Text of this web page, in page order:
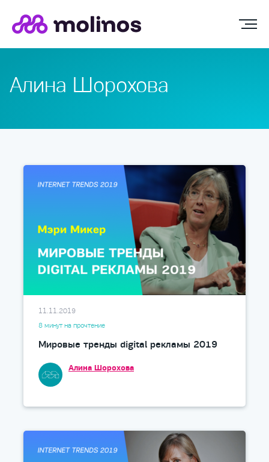
Алина Шорохова
11.11.2019
8 минут на прочтение
Мировые тренды digital рекламы 2019
Алина Шорохова